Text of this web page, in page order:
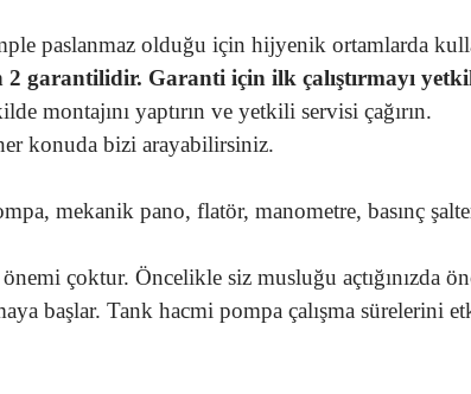
paslanmaz olduğu için hijyenik ortamlarda
garantilidir. Garanti için ilk çalıştırmayı yetkili
montajını yaptırın ve yetkili servisi çağırın.
konuda bizi arayabilirsiniz.
mekanik pano, flatör, manometre, basınç
çoktur. Öncelikle siz musluğu açtığınızda
başlar. Tank hacmi pompa çalışma sürelerini